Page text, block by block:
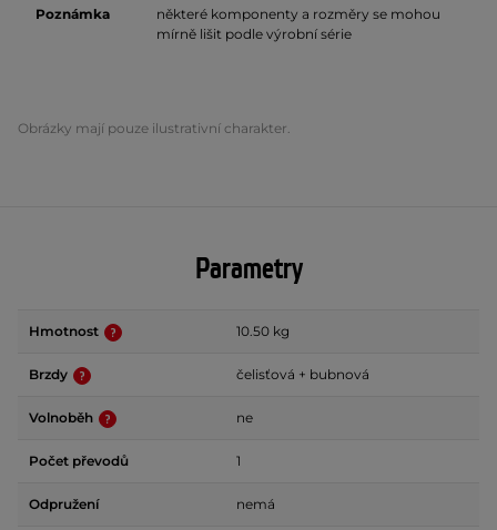
Poznámka
některé komponenty a rozměry se mohou
mírně lišit podle výrobní série
Obrázky mají pouze ilustrativní charakter.
Parametry
Hmotnost 10.50 kg
Brzdy čelisťová + bubnová
Volnoběh ne
Počet převodů 1
Odpružení nemá